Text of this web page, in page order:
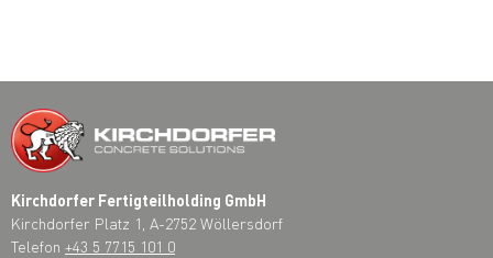
Kirchdorfer Fertigteilholding GmbH
Kirchdorfer Platz 1, A-2752 Wöllersdorf
Telefon +43 5 7715 101 0